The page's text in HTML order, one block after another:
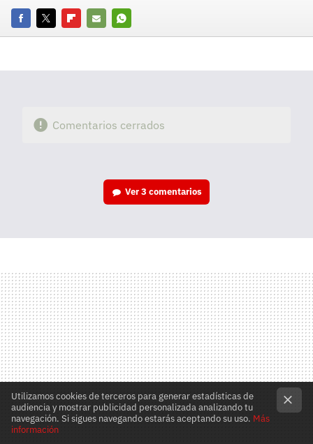
FacebookTwitterFlipboard
E-
Whatsapp
Comentarios cerrados
Ver3 comentarios
Utilizamos cookies de terceros para generar estadísticas de
audiencia y mostrar publicidad personalizada analizando tu
navegación. Si sigues navegando estarás aceptando su uso. Más
información